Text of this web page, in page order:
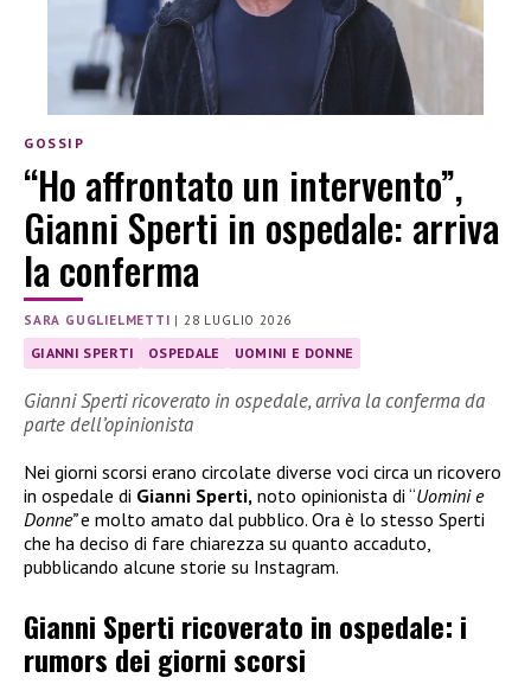
GOSSIP
“Ho affrontato un intervento”,
Gianni Sperti in ospedale: arriva
la conferma
SARA GUGLIELMETTI | 28 LUGLIO 2026
GIANNI SPERTI OSPEDALE UOMINI E DONNE
Gianni Sperti ricoverato in ospedale, arriva la conferma da
parte dell’opinionista
Nei giorni scorsi erano circolate diverse voci circa un ricovero
in ospedale di Gianni Sperti, noto opinionista di “Uomini e
Donne”e molto amato dal pubblico. Ora è lo stesso Sperti
che ha deciso di fare chiarezza su quanto accaduto,
pubblicando alcune storie su Instagram.
Gianni Sperti ricoverato in ospedale: i
rumors dei giorni scorsi